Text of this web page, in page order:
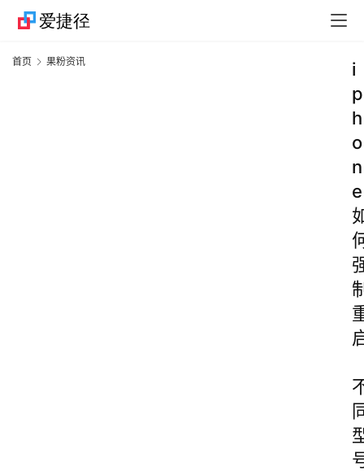
首页 果粉资讯
i
p
h
o
n
e